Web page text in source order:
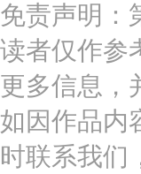
免责声明：
读者仅作参
更多信息，
如因作品内
时联系我们